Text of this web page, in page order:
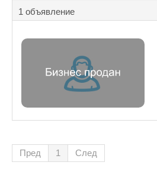
1 объявление
Пред 1 След